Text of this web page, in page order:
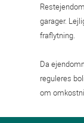
garager.
fraflytning.
Da
reguleres
om